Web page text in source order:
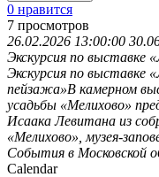
0 нравится
7 просмотров
26.02.2026 13:00:00
Экскурсия по выставке
Экскурсия по выставке
пейзажа»В камерном
усадьбы «Мелихово»
Исаака Левитана из
«Мелихово», музея-
События в Московской
Calendar